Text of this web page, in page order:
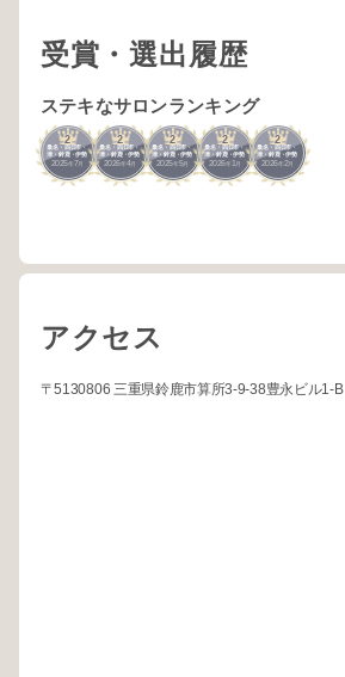
受賞・選出履歴
ステキなサロンランキング
2
桑名・四日市・
津・鈴鹿・伊勢
2025年7月
2
桑名・四日市・
津・鈴鹿・伊勢
2026年4月
2
桑名・四日市・
津・鈴鹿・伊勢
2025年5月
2
桑名・四日市・
津・鈴鹿・伊勢
2026年 1月
2
桑名・四日市・
津・鈴鹿・伊勢
2026年2月
アクセス
〒5130806 三重県鈴鹿市算所3-9-38豊永ビル1-B